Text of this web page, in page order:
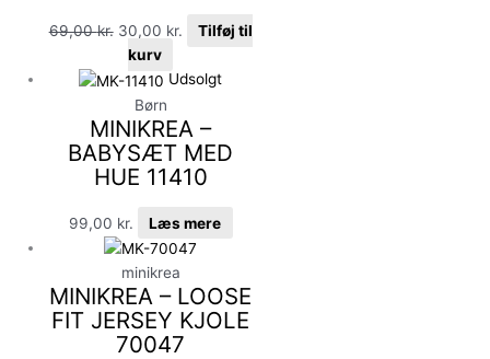
69,00kr. 30,00 kr.
Tilføj til
kurv
Udsolgt
Børn
MINIKREA –
BABYSÆT MED
HUE 11410
99,00 kr. Læs mere
minikrea
MINIKREA – LOOSE
FIT JERSEY KJOLE
70047